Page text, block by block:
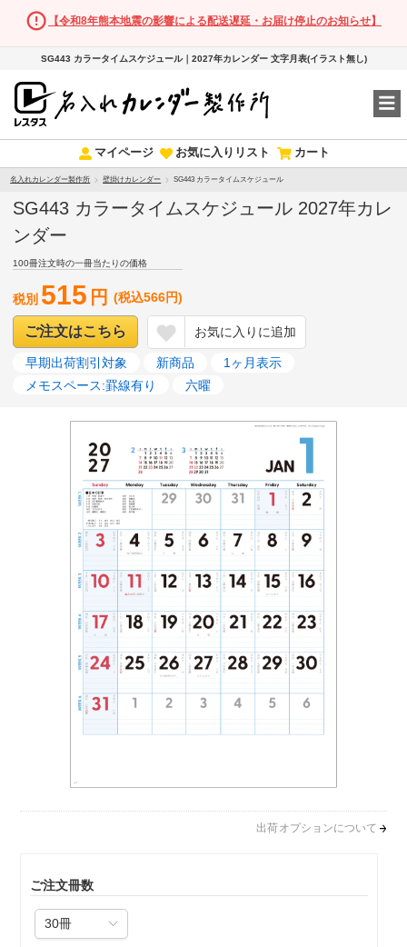
【令和8年熊本地震の影響による配送遅延・お届け停止のお知らせ】
SG443 カラータイムスケジュール｜2027年カレンダー 文字月表(イラスト無し)
マイページ お気に入りリスト カート
名入れカレンダー製作所 壁掛けカレンダー SG443 カラータイムスケジュール
SG443 カラータイムスケジュール 2027年カレ
ンダー
100冊注文時の一冊当たりの価格
税別 515 円 (税込566円)
ご注文はこちら お気に入りに追加
早期出荷割引対象 新商品
1ヶ月表示
メモスペース:罫線有り
六曜
出荷オプションについて
ご注文冊数